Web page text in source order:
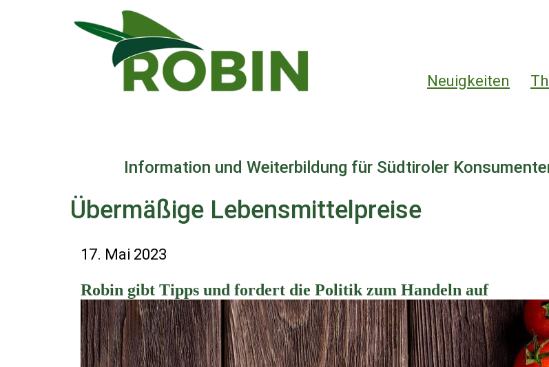
Neuigkeiten
Information und Weiterbildung für Südtiroler
Übermäßige Lebensmittelpreise
17. Mai 2023
Robin gibt Tipps und fordert die Politik zum Handeln auf